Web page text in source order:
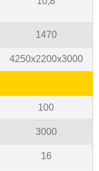
1470
4250х2200х3000
100
3000
16